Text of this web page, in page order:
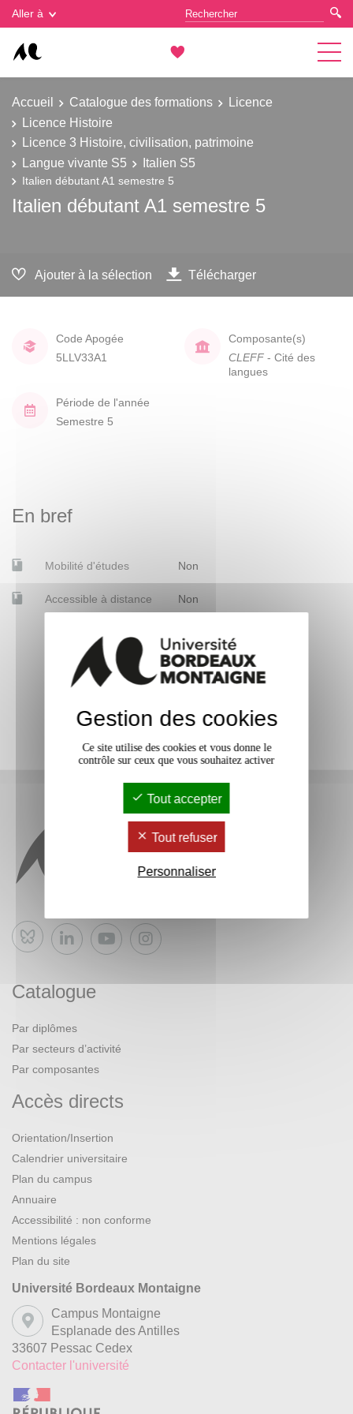
Aller à
Accueil Catalogue des formations
Licence
Licence Histoire
Licence 3 Histoire, civilisation, patrimoine
Langue vivante S5
Italien S5
Italien débutant A1 semestre 5
Italien débutant A1 semestre 5
Ajouter à la sélection Télécharger
Code Apogée
5LLV33A1
Composante(s)
CLEFF - Cité des
langues
Période de l'année
Semestre 5
En bref
Mobilité d'études Non
Accessible à distance Non
Bluesky
Catalogue
Par diplômes
Par secteurs d’activité
Par composantes
Accès directs
Orientation/Insertion
Calendrier universitaire
Plan du campus
Annuaire
Accessibilité : non conforme
Mentions légales
Plan du site
Université Bordeaux Montaigne
Campus Montaigne
Esplanade des Antilles
33607 Pessac Cedex
Contacter l'université
Gestion des cookies
Gestion des cookies
Ce site utilise des cookies et vous donne le
contrôle sur ceux que vous souhaitez activer
Tout accepter
Tout refuser
Personnaliser